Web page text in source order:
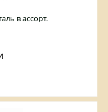
в ассорт.